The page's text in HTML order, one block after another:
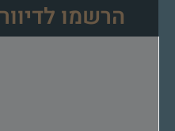
הרשמו